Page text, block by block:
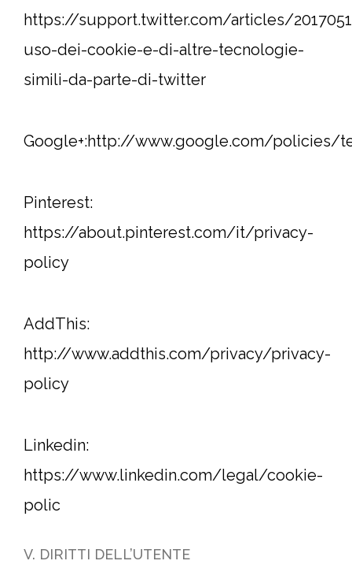
https://support.twitter.com/articles/
uso-dei-cookie-e-di-altre-tecnologie-
simili-da-parte-di-twitter
Google+:http://www.google.com/policies/
Pinterest:
https://about.pinterest.com/it/privacy-
policy
AddThis:
http://www.addthis.com/privacy/privacy-
policy
Linkedin:
https://www.linkedin.com/legal/cookie-
polic
V. DIRITTI DELL’UTENTE